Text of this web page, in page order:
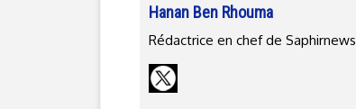
Hanan Ben Rhouma
Rédactrice en chef de Saphirnews